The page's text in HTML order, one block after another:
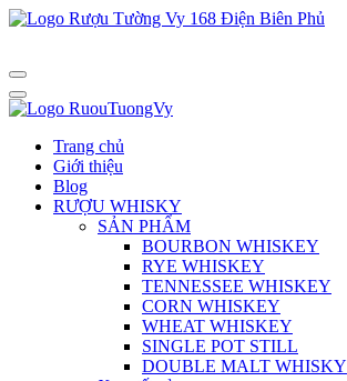
Trang chủ
Giới thiệu
Blog
RƯỢU WHISKY
SẢN PHẨM
BOURBON WHISKEY
RYE WHISKEY
TENNESSEE WHISKEY
CORN WHISKEY
WHEAT WHISKEY
SINGLE POT STILL
DOUBLE MALT WHISKY